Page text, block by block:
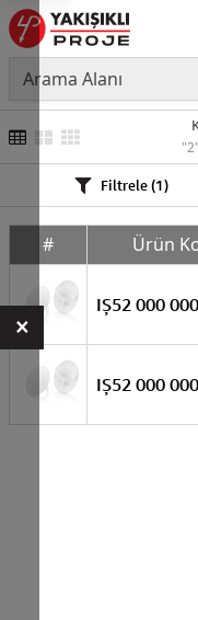
Filtrele (1)
# Ürün
IŞ52 000
IŞ52 000
×